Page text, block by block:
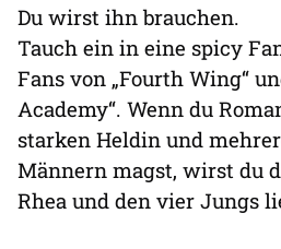
Du wirst ihn brauchen.
Tauch ein in eine spicy
Fans von „Fourth Wing“
Academy“. Wenn du
starken Heldin und
Männern magst, wirst du
Rhea und den vier Jungs